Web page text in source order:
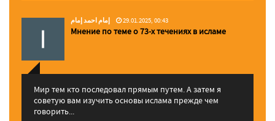
إمام احمد إمام 29.01.2025, 00:43
Мнение по теме о 73-х течениях в исламе
Мир тем кто последовал прямым путем. А затем я
советую вам изучить основы ислама прежде чем
говорить...